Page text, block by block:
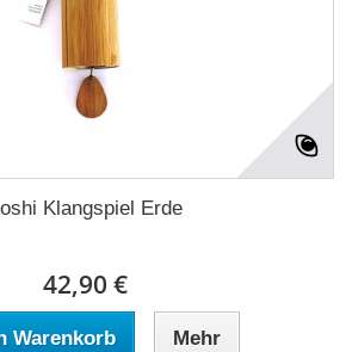
Klangspiel Erde
42,90 €
Warenkorb Mehr